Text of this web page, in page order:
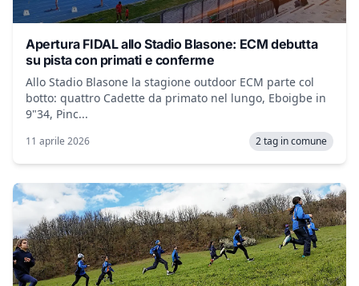
Apertura FIDAL allo Stadio Blasone: ECM debutta
su pista con primati e conferme
Allo Stadio Blasone la stagione outdoor ECM parte col
botto: quattro Cadette da primato nel lungo, Eboigbe in
9"34, Pinc...
11 aprile 2026 2 tag in comune